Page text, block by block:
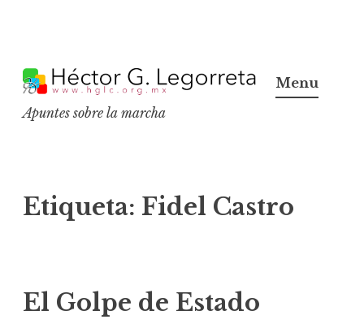
k
p
c
o
n
Apuntes sobre la marcha
Menu
Etiqueta: Fidel Castro
El Golpe de Estado